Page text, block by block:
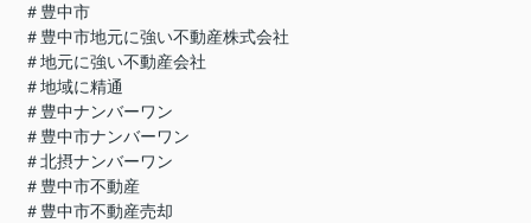
＃豊中市
＃豊中市地元に強い不動産株式会社
＃地元に強い不動産会社
＃地域に精通
＃豊中ナンバーワン
＃豊中市ナンバーワン
＃北摂ナンバーワン
＃豊中市不動産
＃豊中市不動産売却